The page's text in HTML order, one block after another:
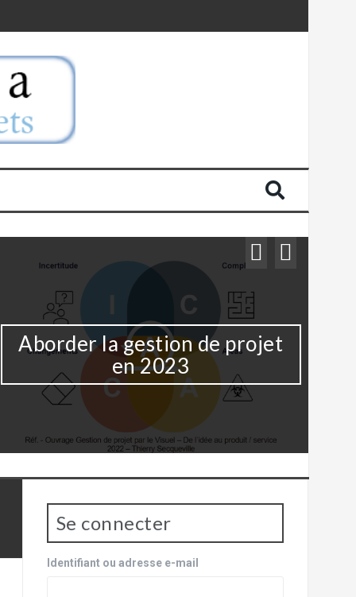
Aborder la gestion de projet
en 2023
Se connecter
Identifiant ou adresse e-mail